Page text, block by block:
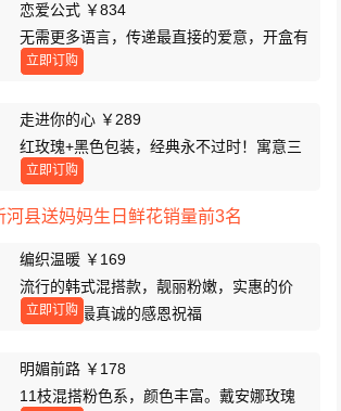
恋爱公式 ￥834
无需更多语言，传递最直接的爱意，开盒有
惊喜！
立即订购
走进你的心 ￥289
红玫瑰+黑色包装，经典永不过时！寓意三
生三世
立即订购
河县送妈妈生日鲜花销量前3名
编织温暖 ￥169
流行的韩式混搭款，靓丽粉嫩，实惠的价
格，表达最真诚的感恩祝福
立即订购
明媚前路 ￥178
11枝混搭粉色系，颜色丰富。戴安娜玫瑰